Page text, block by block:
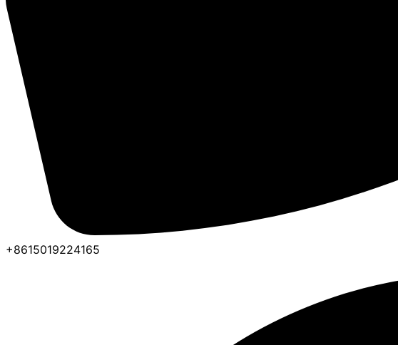
+8615019224165